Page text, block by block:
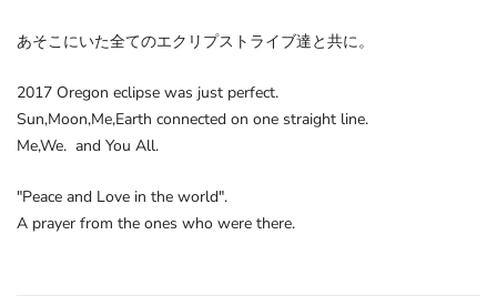
あそこにいた全てのエクリプストライブ達と共に。
2017 Oregon eclipse was just perfect.
Sun,Moon,Me,Earth connected on one straight line.
Me,We. and You All.
"Peace and Love in the world".
A prayer from the ones who were there.